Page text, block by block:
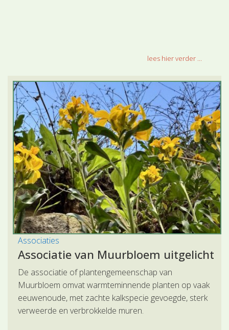
lees hier verder ...
Associaties
Associatie van Muurbloem uitgelicht
De associatie of plantengemeenschap van
Muurbloem omvat warmteminnende planten op vaak
eeuwenoude, met zachte kalkspecie gevoegde, sterk
verweerde en verbrokkelde muren.